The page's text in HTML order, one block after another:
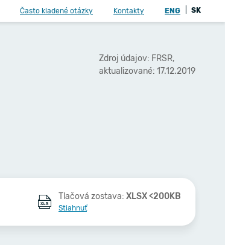
Často kladené otázky Kontakty ENG SK
Zdroj údajov: FRSR,
aktualizované: 17.12.2019
Tlačová zostava: XLSX <200KB
Stiahnuť